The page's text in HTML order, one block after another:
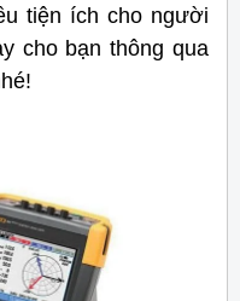
tiện ích cho người
cho bạn thông qua